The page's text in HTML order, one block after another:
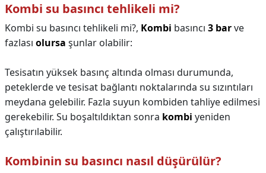
Kombi su basıncı tehlikeli mi?
Kombi su basıncı tehlikeli mi?, Kombi basıncı 3 barve
fazlası olursa şunlar olabilir:
Tesisatın yüksek basınç altında olması durumunda,
peteklerde ve tesisat bağlantı noktalarında su sızıntıları
meydana gelebilir. Fazla suyun kombiden tahliye edilmesi
gerekebilir. Su boşaltıldıktan sonra kombi yeniden
çalıştırılabilir.
Kombinin su basıncı nasıl düşürülür?